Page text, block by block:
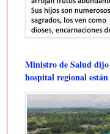
Ministro de Salud dijo
hospital regional están